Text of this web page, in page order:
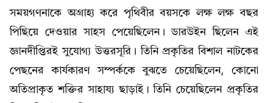
সময়গণনাকে অগ্রাহ্য করে পৃথিবীর বয়সকে লক্ষ লক্ষ বছর
পিছিয়ে দেওয়ার সাহস পেয়েছিলেন। ডারউইন ছিলেন এই
জ্ঞানদীপ্তিরই সুযোগ্য উত্তরসূরি। তিনি প্রকৃতির বিশাল নাটকের
পেছনের কার্যকারণ সম্পর্ককে বুঝতে চেয়েছিলেন, কোনো
অতিপ্রাকৃত শক্তির সাহায্য ছাড়াই। তিনি চেয়েছিলেন প্রকৃতির